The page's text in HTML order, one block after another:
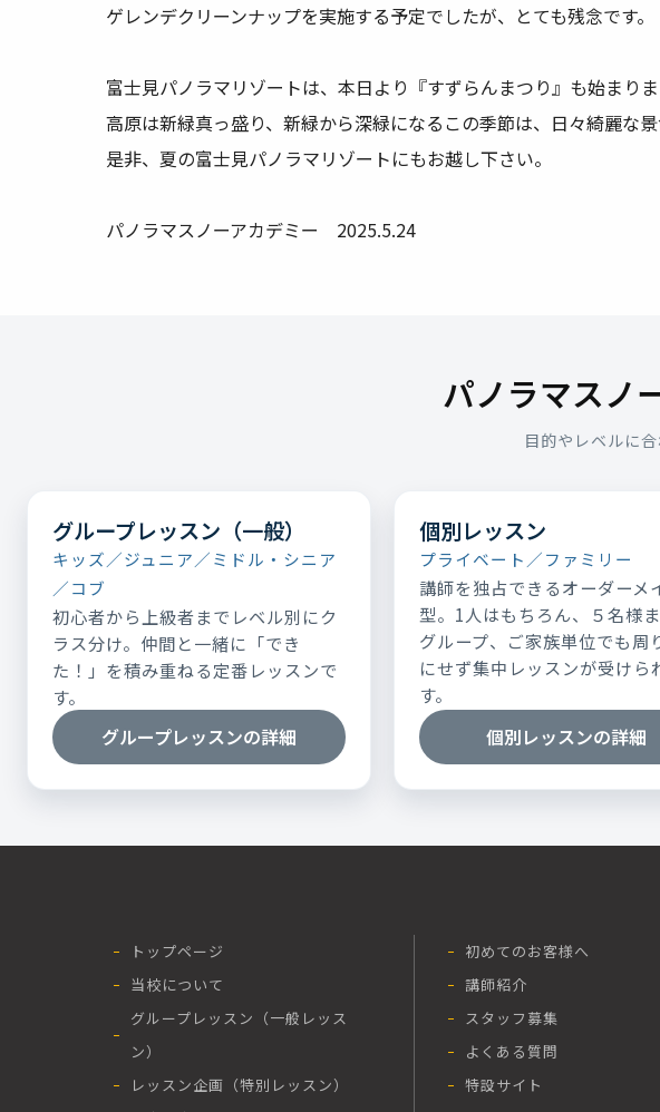
ゲレンデクリーンナップを実施する予定でしたが、とても残念です。
富士見パノラマリゾートは、本日より『すずらんまつり』も始まりま
高原は新緑真っ盛り、新緑から深緑になるこの季節は、日々綺麗な景
是非、夏の富士見パノラマリゾートにもお越し下さい。
パノラマスノーアカデミー 2025.5.24
パノラマスノ
目的やレベルに
グループレッスン（一般）
キッズ／ジュニア／ミドル・シニア
／コブ
初心者から上級者までレベル別にク
ラス分け。仲間と一緒に「でき
た！」を積み重ねる定番レッスンで
す。
グループレッスンの詳細
個別レッスン
プライベート／ファミリー
講師を独占できるオーダーメ
型。1人はもちろん、５名様
グループ、ご家族単位でも周
にせず集中レッスンが受けら
す。
個別レッスンの詳細
トップページ
当校について
グループレッスン（一般レッス
ン）
レッスン企画（特別レッスン）
初めてのお客様へ
講師紹介
スタッフ募集
よくある質問
特設サイト